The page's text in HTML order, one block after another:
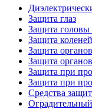
Защита глаз
Защита головы
Защита коленей
Защита
Защита
Защита при
Защита при
Средства